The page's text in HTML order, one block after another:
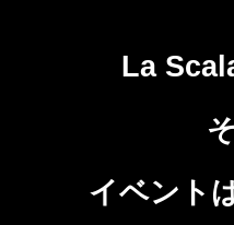
La
イベント